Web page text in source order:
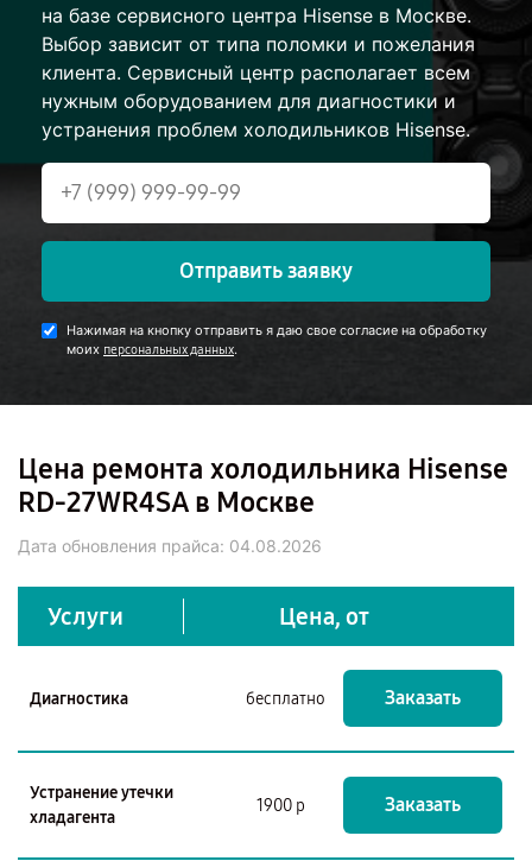
на базе сервисного центра Hisense в Москве.
Выбор зависит от типа поломки и пожелания
клиента. Сервисный центр располагает всем
нужным оборудованием для диагностики и
устранения проблем холодильников Hisense.
Отправить заявку
Нажимая на кнопку отправить я даю свое согласие на обработку
моих персональных данных.
Цена ремонта холодильника Hisense
RD-27WR4SA в Москве
Дата обновления прайса: 04.08.2026
Услуги Цена, от
Диагностика бесплатно Заказать
Устранение утечки
хладагента
1900 р Заказать